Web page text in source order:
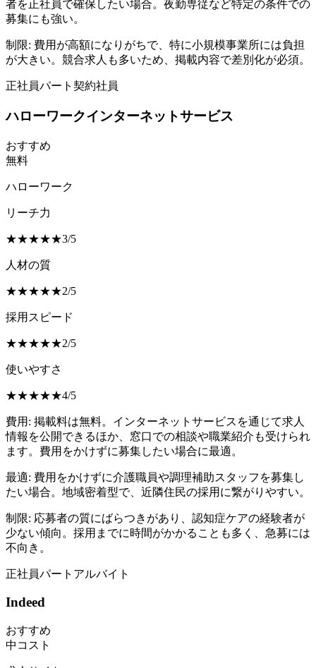
者を正社員で確保したい場合。夜勤専従など特定の条件での
募集にも強い。
制限: 費用が高額になりがちで、特に小規模事業所には負担
が大きい。競合求人も多いため、掲載内容で差別化が必須。
正社員パート 契約社員
ハローワークインターネットサービス
おすすめ
無料
ハローワーク
リーチ力
★★★★★3/5
人材の質
★★★★★2/5
採用スピード
★★★★★2/5
使いやすさ
★★★★★4/5
費用: 掲載料は無料。インターネットサービスを通じて求人
情報を公開できるほか、窓口での相談や職業紹介も受けられ
ます。費用をかけずに募集したい場合に最適。
最適: 費用をかけずに介護職員や調理補助スタッフを募集し
たい場合。地域密着型で、近隣住民の採用に繋がりやすい。
制限: 応募者の質にばらつきがあり、認知症ケアの経験者が
少ない傾向。採用までに時間がかかることも多く、急募には
不向き。
正社員パート アルバイト
Indeed
おすすめ
中コスト